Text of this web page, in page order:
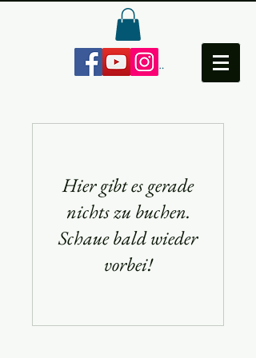
Anmelden
Hier gibt es gerade
nichts zu buchen.
Schaue bald wieder
vorbei!